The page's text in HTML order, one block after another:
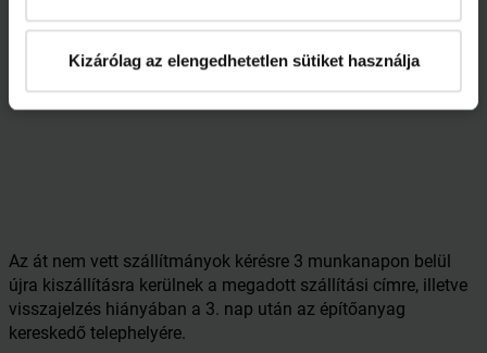
Kizárólag az elengedhetetlen sütiket használja
Teljes szállítmány
Ft
Áfa
Ft
Áfa
Ft
+ Áfa
Ft
+ Áfa
kalkuláció
Az át nem vett szállítmányok kérésre 3 munkanapon belül
újra kiszállításra kerülnek a megadott szállítási címre, illetve
visszajelzés hiányában a 3. nap után az építőanyag
kereskedő telephelyére.